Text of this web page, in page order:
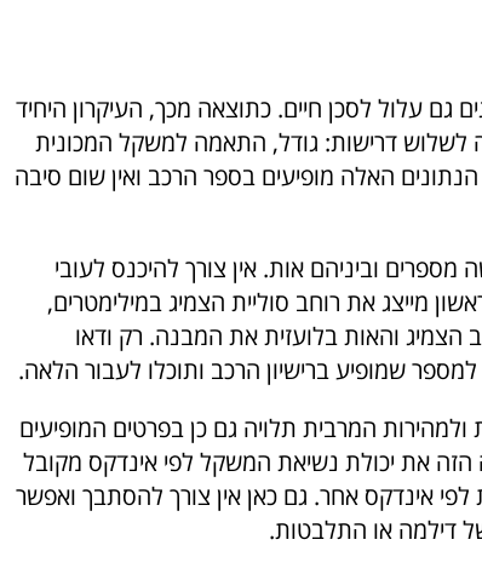
גם עלול לסכן חיים. כתוצאה מכך, העיקרון היחיד
לשלוש דרישות: גודל, התאמה למשקל המכונית
האלה מופיעים בספר הרכב ואין שום סיבה
וביניהם אות. אין צורך להיכנס לעובי
מייצג את רוחב סוליית הצמיג במילימטרים,
הצמיג והאות בלועזית את המבנה. רק ודאו
שמופיע ברישיון הרכב ותוכלו לעבור הלאה.
המרבית תלויה גם כן בפרטים המופיעים
הזה את יכולת נשיאת המשקל לפי אינדקס מקובל
אינדקס אחר. גם כאן אין צורך להסתבך ואפשר
דילמה או התלבטות.